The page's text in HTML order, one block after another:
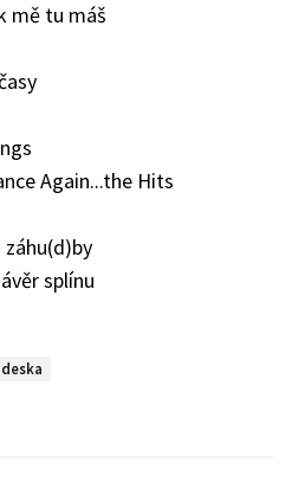
mě tu máš
Again...the Hits
splínu
deska